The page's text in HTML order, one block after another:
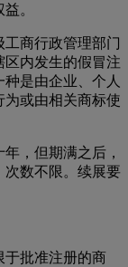
。
商行政管理部门
内发生的假冒注
是由企业、个人
为或由相关商标使
，但期满之后，
次数不限。续展要
批准注册的商